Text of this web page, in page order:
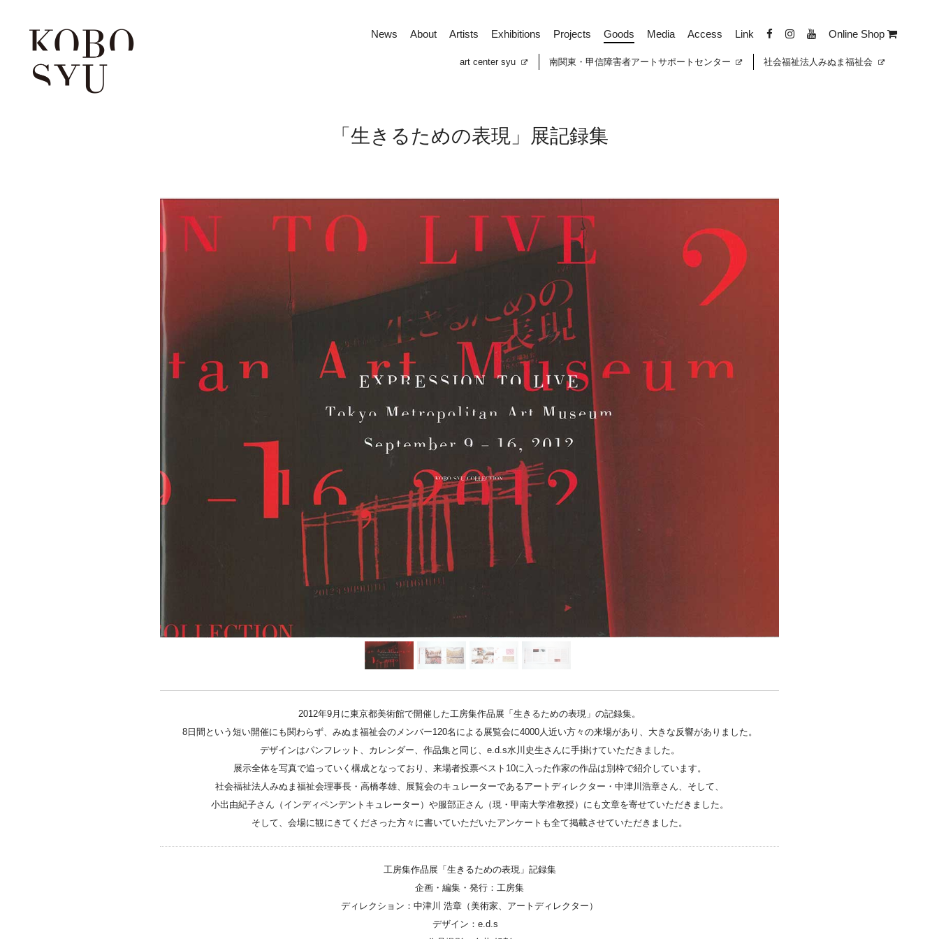
News About Artists Exhibitions Projects Goods Media Access Link Online Shop
art center syu 南関東・甲信障害者アートサポートセンター 社会福祉法人みぬま福祉会
News
About
Artists
Exhibitions
Goods
Access
Link
Facebook
Instagram
online-shop
art center syu
南関東・甲信障害者
アートサポートセンター
社会福祉法人みぬま福祉会
「生きるための表現」展記録集
2012年9月に東京都美術館で開催した工房集作品展「生きるための表現」の記録集。
8日間という短い開催にも関わらず、みぬま福祉会のメンバー120名による展覧会に4000人近い方々の来場があり、大きな反響がありました。
デザインはパンフレット、カレンダー、作品集と同じ、e.d.s水川史生さんに手掛けていただきました。
展示全体を写真で追っていく構成となっており、来場者投票ベスト10に入った作家の作品は別枠で紹介しています。
社会福祉法人みぬま福祉会理事長・高橋孝雄、展覧会のキュレーターであるアートディレクター・中津川浩章さん、そして、
小出由紀子さん（インディペンデントキュレーター）や服部正さん（現・甲南大学准教授）にも文章を寄せていただきました。
そして、会場に観にきてくださった方々に書いていただいたアンケートも全て掲載させていただきました。
工房集作品展「生きるための表現」記録集
企画・編集・発行：工房集
ディレクション：中津川 浩章（美術家、アートディレクター）
デザイン：e.d.s